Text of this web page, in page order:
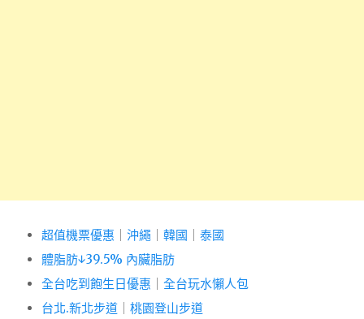
超值機票優惠 沖繩 韓國
泰國
體脂肪↓39.5% 內臟脂肪
全台吃到飽生日優惠
全台玩水懶人包
台北.新北步道
桃園登山步道